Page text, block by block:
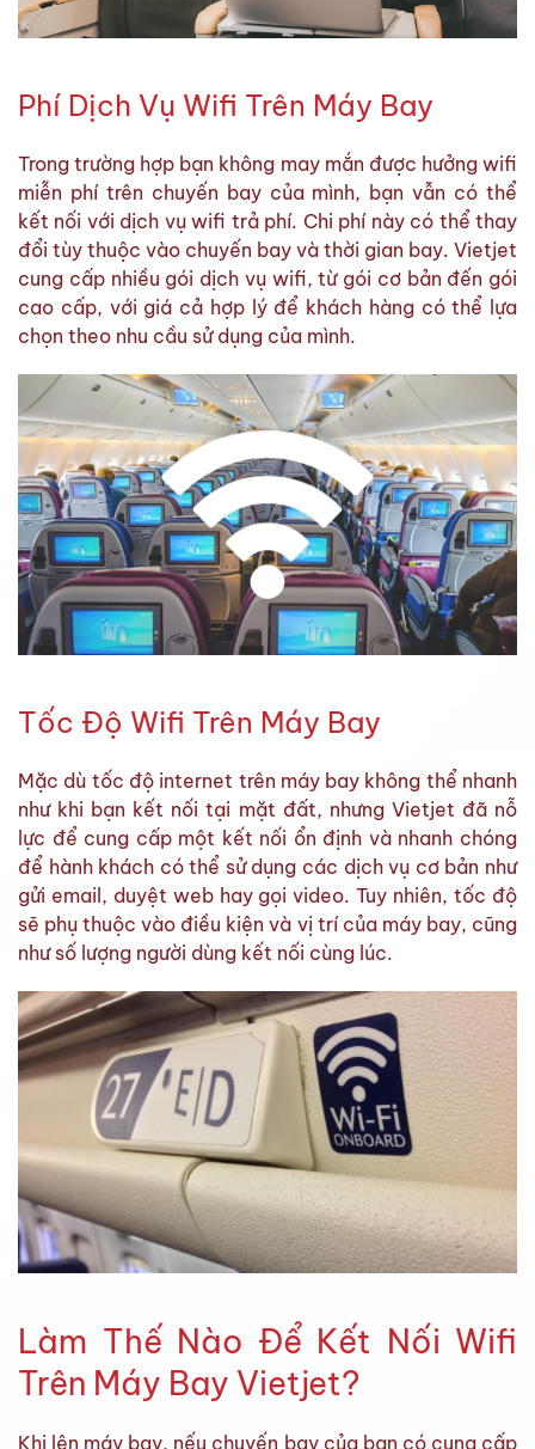
Phí Dịch Vụ Wifi Trên Máy Bay
Trong trường hợp bạn không may mắn được hưởng wifi
miễn phí trên chuyến bay của mình, bạn vẫn có thể
kết nối với dịch vụ wifi trả phí. Chi phí này có thể thay
đổi tùy thuộc vào chuyến bay và thời gian bay. Vietjet
cung cấp nhiều gói dịch vụ wifi, từ gói cơ bản đến gói
cao cấp, với giá cả hợp lý để khách hàng có thể lựa
chọn theo nhu cầu sử dụng của mình.
Tốc Độ Wifi Trên Máy Bay
Mặc dù tốc độ internet trên máy bay không thể nhanh
như khi bạn kết nối tại mặt đất, nhưng Vietjet đã nỗ
lực để cung cấp một kết nối ổn định và nhanh chóng
để hành khách có thể sử dụng các dịch vụ cơ bản như
gửi email, duyệt web hay gọi video. Tuy nhiên, tốc độ
sẽ phụ thuộc vào điều kiện và vị trí của máy bay, cũng
như số lượng người dùng kết nối cùng lúc.
Làm Thế Nào Để Kết Nối Wifi
Trên Máy Bay Vietjet?
Khi lên máy bay, nếu chuyến bay của bạn có cung cấp